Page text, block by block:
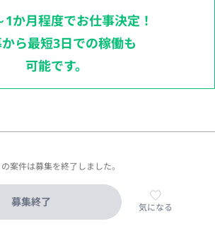
1か月程度でお仕事決定！
ら最短3日での稼働も
可能です。
の案件は募集を終了しました。
募集終了 気になる